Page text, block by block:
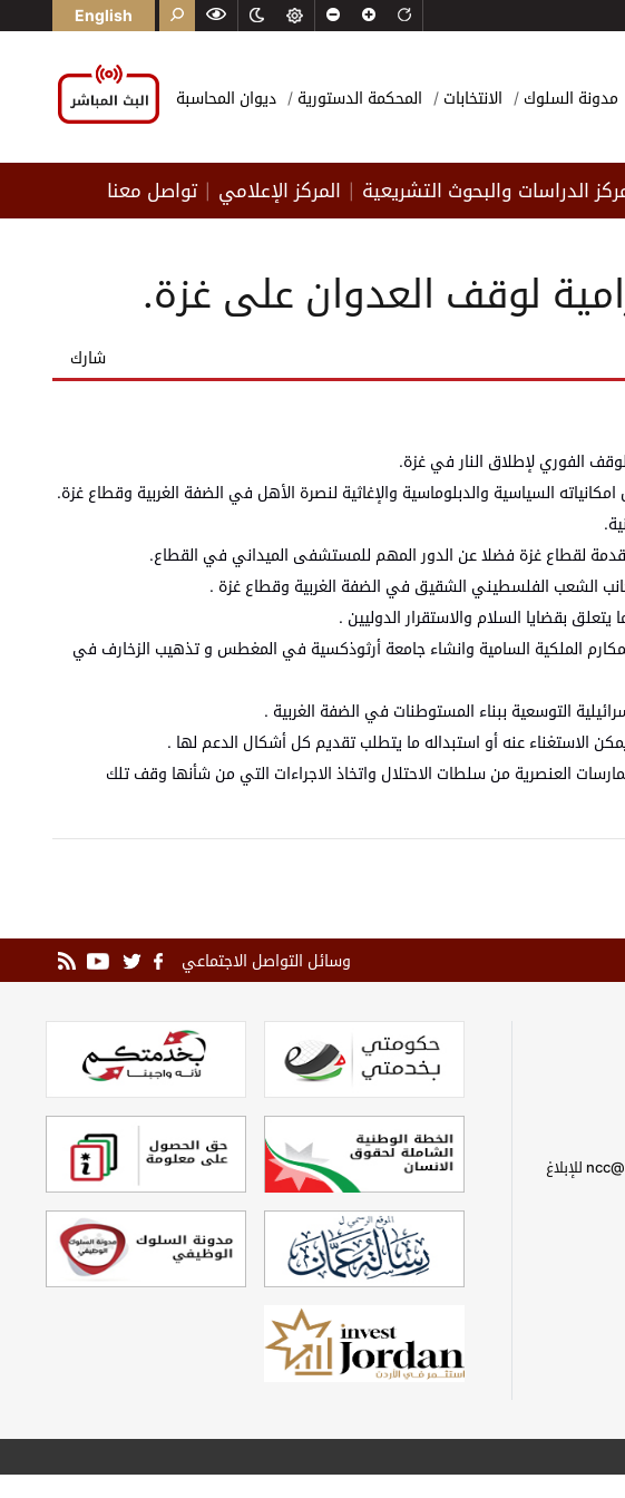
English
مدونة السلوك الانتخابات المحكمة الدستورية ديوان المحاسبة
الدراسات والبحوث التشريعية المركز الإعلامي تواصل معنا
لوقف العدوان على غزة.
شارك
الفوري لإطلاق النار في غزة.
السياسية والدبلوماسية والإغاثية لنصرة الأهل في الضفة الغربية وقطاع غزة.
المقدمة لقطاع غزة فضلا عن الدور المهم للمستشفى الميداني في القطاع.
الشعب الفلسطيني الشقيق في الضفة الغربية وقطاع غزة .
بقضايا السلام والاستقرار الدوليين .
الملكية السامية وانشاء جامعة أرثوذكسية في المغطس و تذهيب الزخارف في
التوسعية ببناء المستوطنات في الضفة الغربية .
الاستغناء عنه أو استبداله ما يتطلب تقديم كل أشكال الدعم لها .
العنصرية من سلطات الاحتلال واتخاذ الاجراءات التي من شأنها وقف تلك
وسائل التواصل الاجتماعي
يرجى الاتصال على 065008080 أو إرسال بريد إلكتروني إلى ncc@nitc.gov.jo للإبلاغ